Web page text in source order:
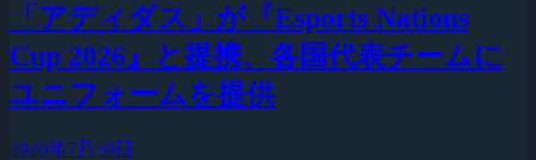
「アディダス」が『Esports Nations
Cup 2026』と提携、各国代表チームに
ユニフォームを提供
2026年7月30日